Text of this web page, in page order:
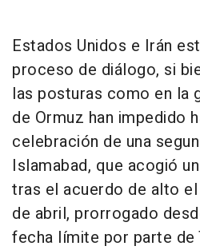
Estados Unidos e Irán
proceso de diálogo, si
las posturas como en la
de Ormuz han impedido
celebración de una
Islamabad, que acogió
tras el acuerdo de alto
de abril, prorrogado
fecha límite por parte de